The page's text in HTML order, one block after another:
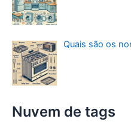
Quais são os
Nuvem de tags